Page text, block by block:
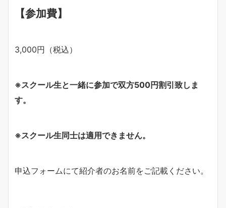
【参加費】
3,000円（税込）
※スクール生と一緒に参加で双方500円割引致しま
す。
※スクール生同士は適用できません。
申込フォームにて紹介者のお名前をご記載ください。